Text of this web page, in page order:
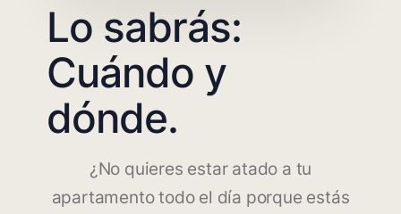
Lo sabrás:
Cuándo y
dónde.
¿No quieres estar atado a tu
apartamento todo el día porque estás